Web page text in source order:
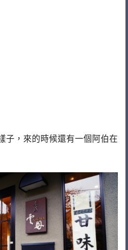
子，來的時候還有一個阿伯在